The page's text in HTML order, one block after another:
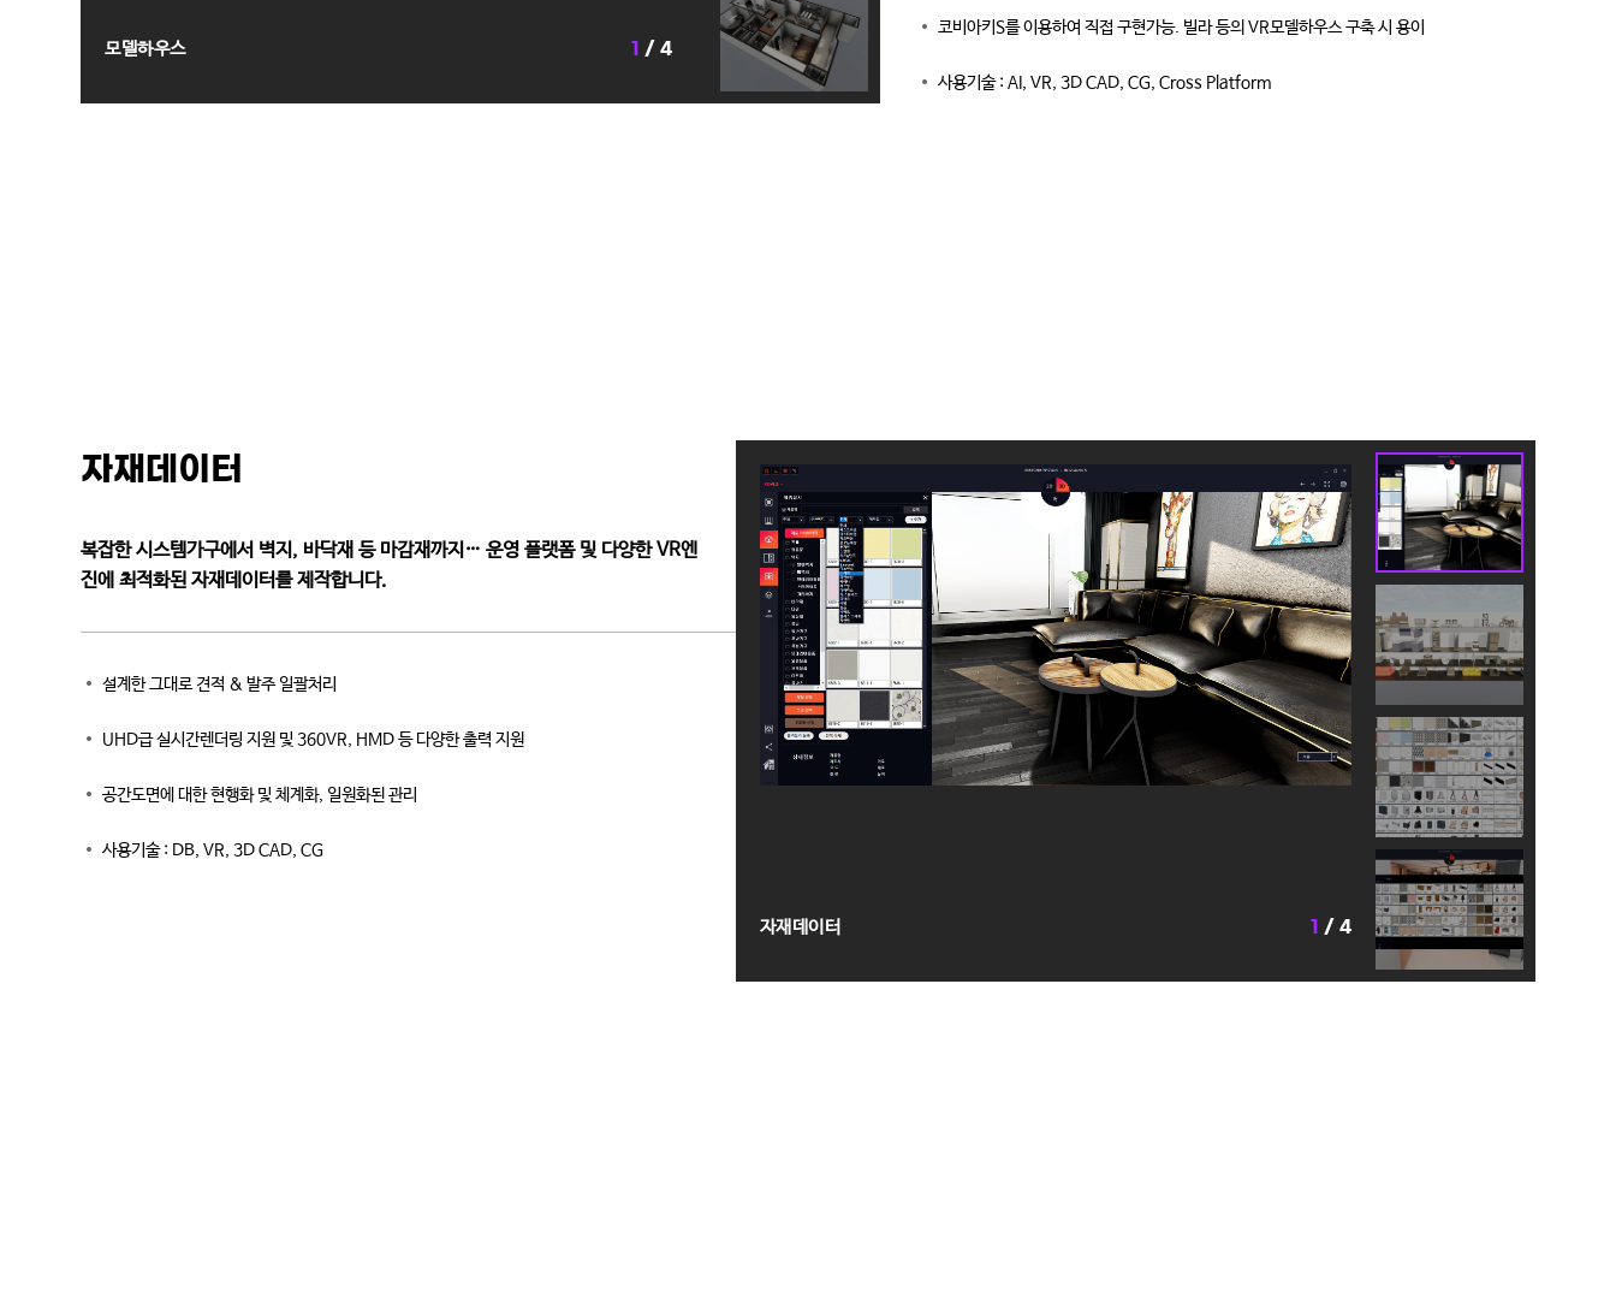
모델하우스 1 / 4
코비아키S를 이용하여 직접 구현가능. 빌라 등의 VR모델하우스 구축 시 용이
사용기술 : AI, VR, 3D CAD, CG, Cross Platform
자재데이터
복잡한 시스템가구에서 벽지, 바닥재 등 마감재까지… 운영 플랫폼 및 다양한 VR엔
진에 최적화된 자재데이터를 제작합니다.
설계한 그대로 견적 & 발주 일괄처리
UHD급 실시간렌더링 지원 및 360VR, HMD 등 다양한 출력 지원
공간도면에 대한 현행화 및 체계화, 일원화된 관리
사용기술 : DB, VR, 3D CAD, CG
자재데이터 1 / 4